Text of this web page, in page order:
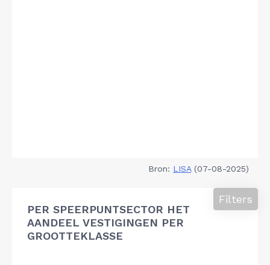
Bron: LISA(07-08-2025)
PER SPEERPUNTSECTOR HET
AANDEEL VESTIGINGEN PER
GROOTTEKLASSE
Filters